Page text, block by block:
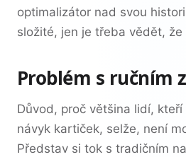
optimalizátor nad svou
složité, jen je třeba vědět,
Problém s ručním
Důvod, proč většina lidí,
návyk kartiček, selže, není
Představ si tok s tradičním